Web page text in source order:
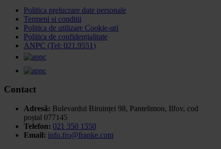
Politica prelucrare date personale
Termeni si conditii
Politica de utilizare Cookie-uri
Politica de confidențialitate
ANPC (Tel: 021.9551)
Contact
Adresă: Bulevardul Biruinței 98, Pantelimon, Ilfov, cod
poștal 077145
Telefon: 021 350 1550
Email: info.fro@franke.com